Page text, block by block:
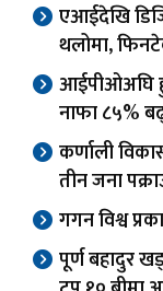
एआईदेखि
थलोमा,
आईपीओअघि
नाफा ८५%
कर्णाली
तीन जना
गगन विश्व
पूर्ण बहादुर